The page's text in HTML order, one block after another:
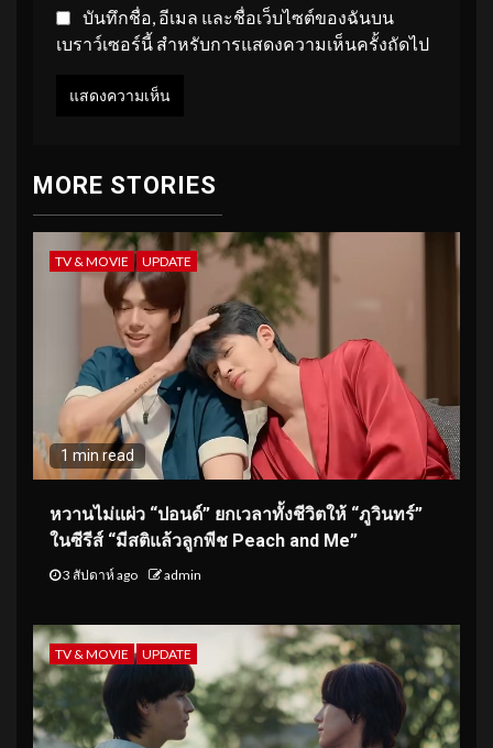
บันทึกชื่อ, อีเมล และชื่อเว็บไซต์ของฉันบน
เบราว์เซอร์นี้ สำหรับการแสดงความเห็นครั้งถัดไป
MORE STORIES
TV & MOVIE UPDATE
1 min read
หวานไม่แผ่ว “ปอนด์” ยกเวลาทั้งชีวิตให้ “ภูวินทร์”
ในซีรีส์ “มีสติแล้วลูกพีช Peach and Me”
3 สัปดาห์ ago admin
TV & MOVIE UPDATE